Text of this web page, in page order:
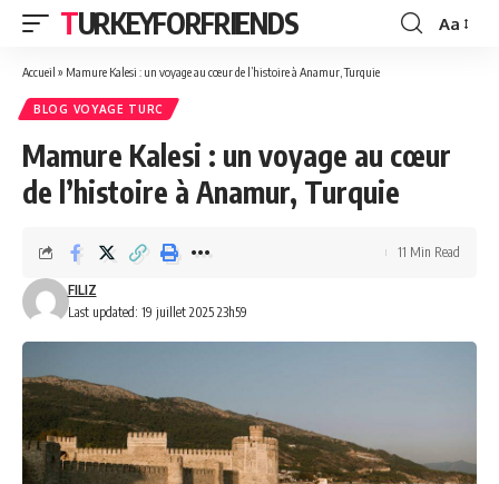
TURKEYFORFRIENDS
Font
Aa
Accueil » Mamure Kalesi : un voyage au cœur de l’histoire à Anamur, Turquie
BLOG VOYAGE TURC
Mamure Kalesi : un voyage au cœur
de l’histoire à Anamur, Turquie
Last updated: 19 juillet 2025 23h59
FILIZ
11 Min Read